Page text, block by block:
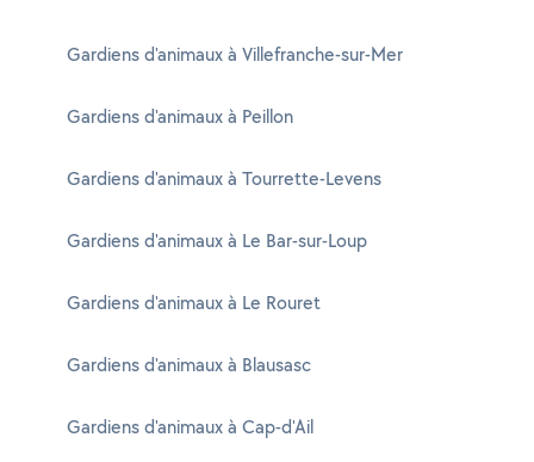
Gardiens d'animaux à Villefranche-sur-Mer
Gardiens d'animaux à Peillon
Gardiens d'animaux à Tourrette-Levens
Gardiens d'animaux à Le Bar-sur-Loup
Gardiens d'animaux à Le Rouret
Gardiens d'animaux à Blausasc
Gardiens d'animaux à Cap-d'Ail